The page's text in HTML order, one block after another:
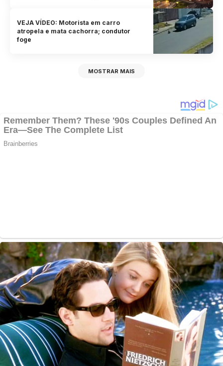
VEJA VÍDEO: Motorista em carro
atropela e mata cachorra; condutor
foge
MOSTRAR MAIS